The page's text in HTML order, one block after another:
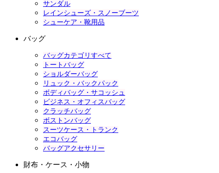
サンダル
レインシューズ・スノーブーツ
シューケア・靴用品
バッグ
バッグカテゴリすべて
トートバッグ
ショルダーバッグ
リュック・バックパック
ボディバッグ・サコッシュ
ビジネス・オフィスバッグ
クラッチバッグ
ボストンバッグ
スーツケース・トランク
エコバッグ
バッグアクセサリー
財布・ケース・小物